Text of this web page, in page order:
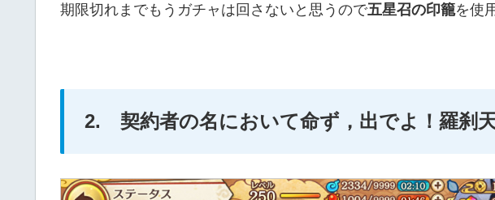
期限切れまでもうガチャは回さないと思うので五星召の印籠を使
2. 契約者の名において命ず，出でよ！羅刹天